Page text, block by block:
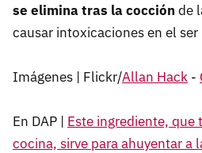
se elimina tras la cocción de
causar intoxicaciones en el
Imágenes | Flickr/Allan Hack -
En DAP | Este ingrediente, que
cocina, sirve para ahuyentar a